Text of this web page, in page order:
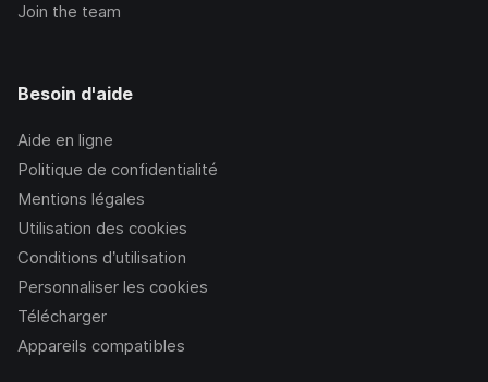
Join the team
Besoin d'aide
Aide en ligne
Politique de confidentialité
Mentions légales
Utilisation des cookies
Conditions d’utilisation
Personnaliser les cookies
Télécharger
Appareils compatibles